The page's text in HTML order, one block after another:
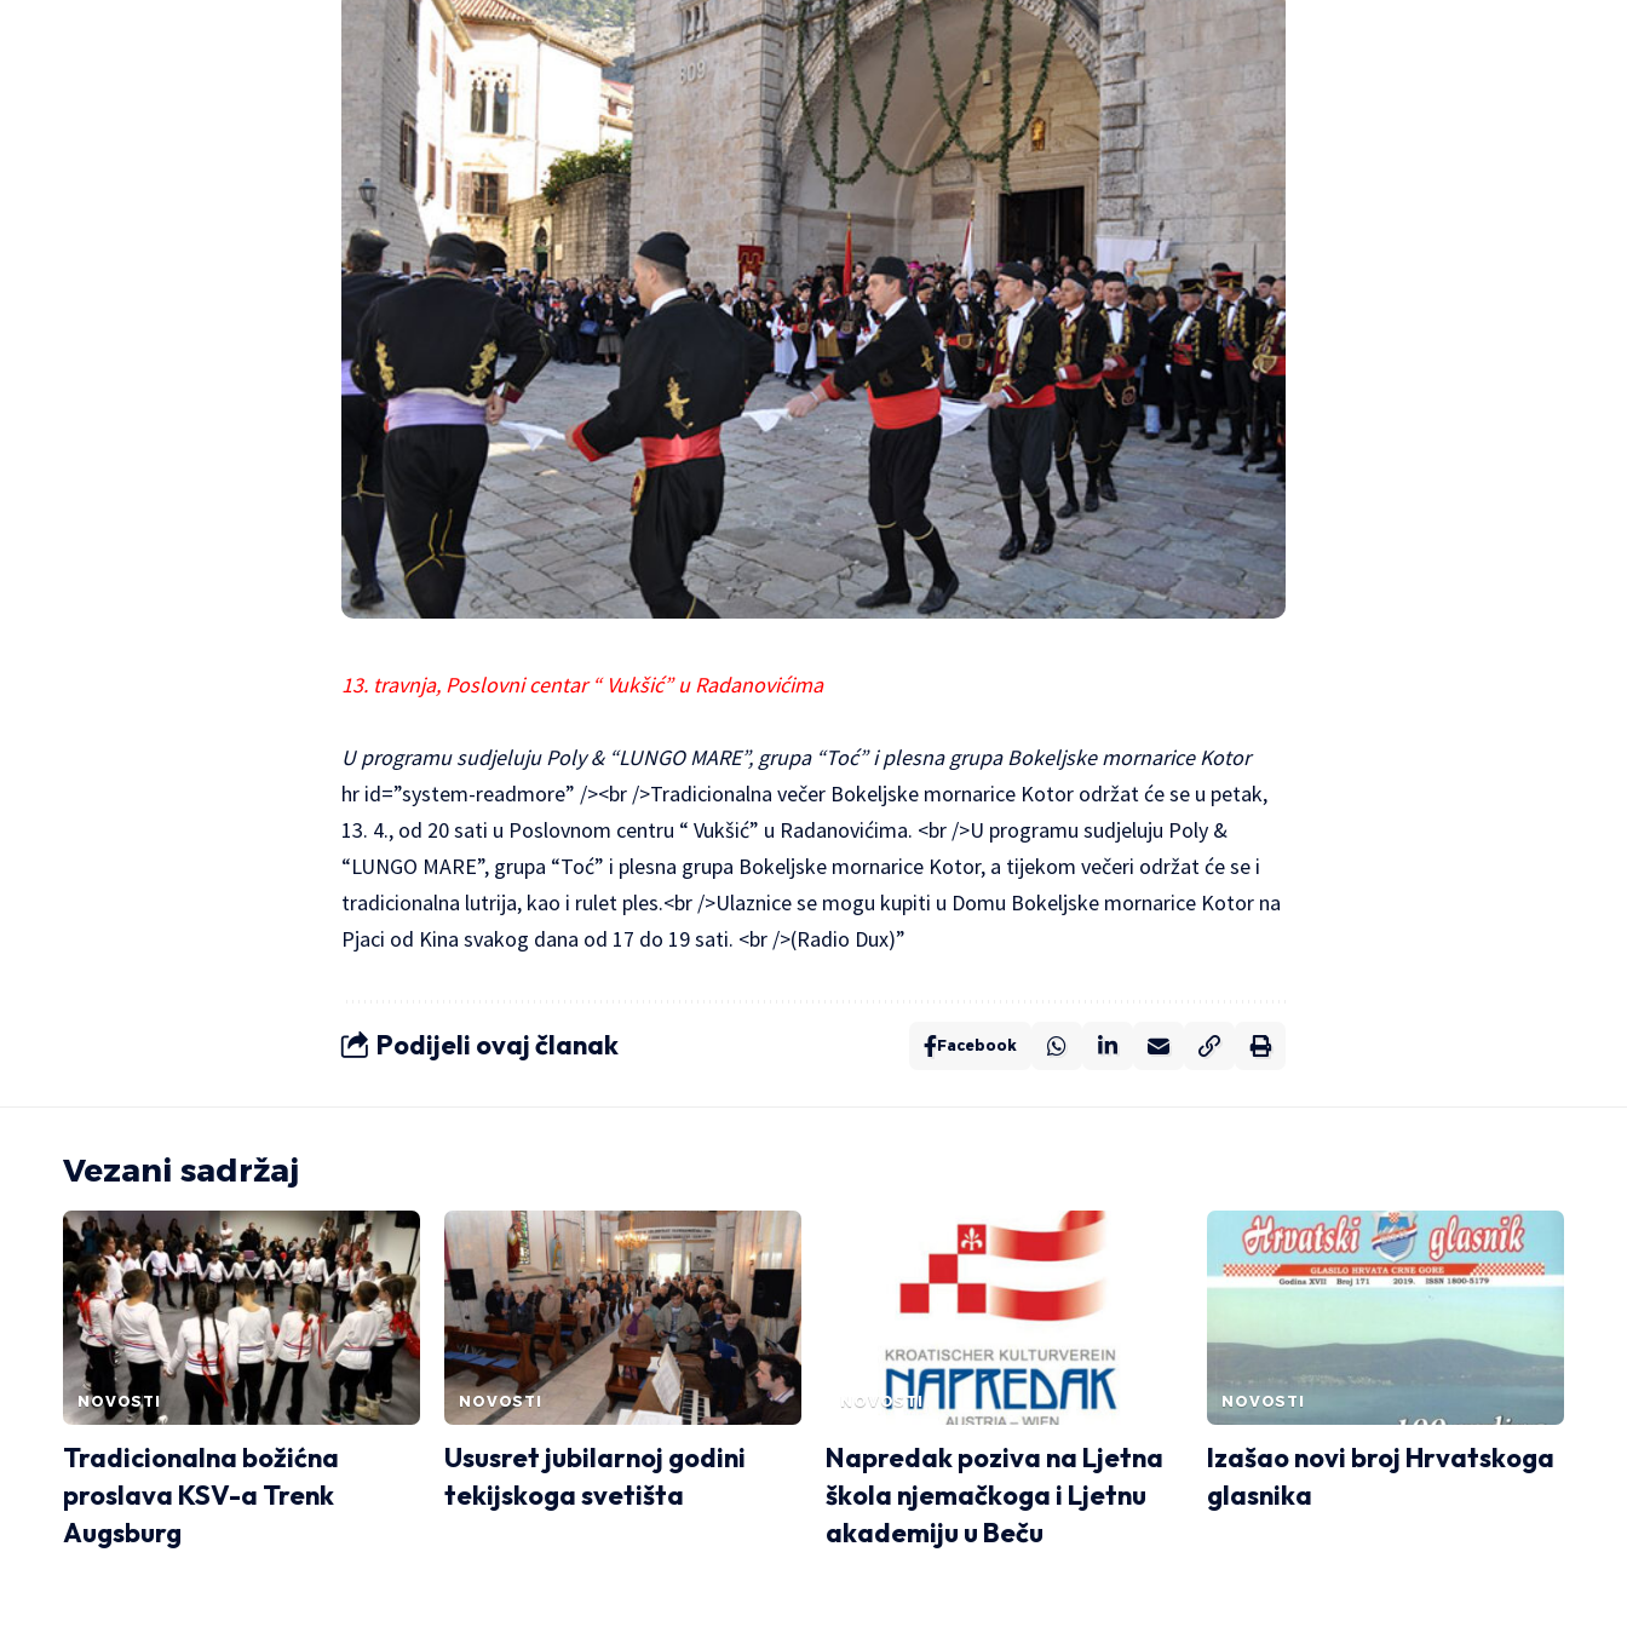
13. travnja, Poslovni centar “ Vukšić” u Radanovićima
U programu sudjeluju Poly & “LUNGO MARE”, grupa “Toć” i plesna grupa Bokeljske mornarice Kotor
hr id=”system-readmore” /><br />Tradicionalna večer Bokeljske mornarice Kotor održat će se u petak,
13. 4., od 20 sati u Poslovnom centru “ Vukšić” u Radanovićima. <br />U programu sudjeluju Poly &
“LUNGO MARE”, grupa “Toć” i plesna grupa Bokeljske mornarice Kotor, a tijekom večeri održat će se i
tradicionalna lutrija, kao i rulet ples.<br />Ulaznice se mogu kupiti u Domu Bokeljske mornarice Kotor na
Pjaci od Kina svakog dana od 17 do 19 sati. <br />(Radio Dux)”
Podijeli ovaj članak Facebook
Vezani sadržaj
NOVOSTI
Tradicionalna božićna
proslava KSV-a Trenk
Augsburg
NOVOSTI
Ususret jubilarnoj godini
tekijskoga svetišta
NOVOSTI
Napredak poziva na Ljetna
škola njemačkoga i Ljetnu
akademiju u Beču
NOVOSTI
Izašao novi broj Hrvatskoga
glasnika